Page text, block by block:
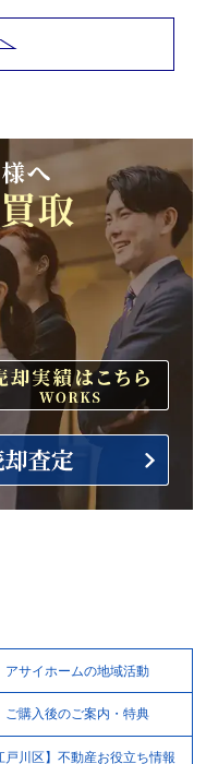
アサイホームの地域活動
ご購入後のご案内・特典
戸川区】不動産お役立ち情報